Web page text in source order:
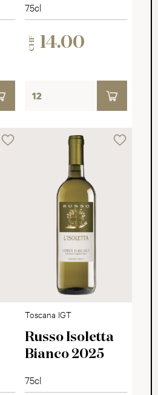
75cl
CHF 14.00
Toscana IGT
Russo Isoletta
Bianco 2025
75cl